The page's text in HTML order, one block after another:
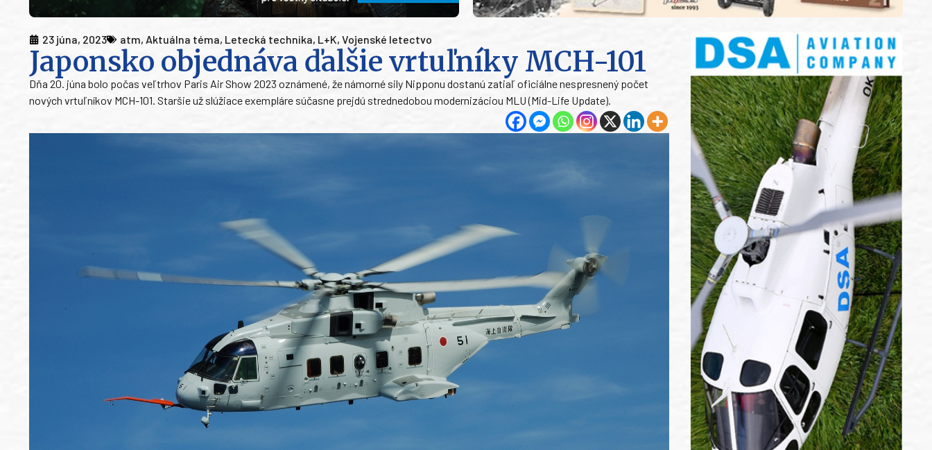
23 júna, 2023 atm, Aktuálna téma, Letecká technika, L+K, Vojenské letectvo
Japonsko objednáva ďalšie vrtuľníky MCH-101
Dňa 20. júna bolo počas veľtrhov Paris Air Show 2023 oznámené, že námorné sily Nipponu dostanú zatiaľ oficiálne nespresnený počet
nových vrtuľníkov MCH-101. Staršie už slúžiace exempláre súčasne prejdú strednedobou modernizáciou MLU (Mid-Life Update).